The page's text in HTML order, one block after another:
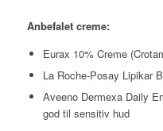
Anbefalet creme:
Eurax 10% Creme
La Roche-Posay Lipikar
Aveeno Dermexa Daily
god til sensitiv hud